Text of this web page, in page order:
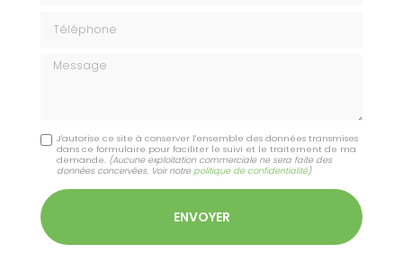
Message
J'autorise ce site à conserver l'ensemble des données transmises
dans ce formulaire pour faciliter le suivi et le traitement de ma
demande. (Aucune exploitation commerciale ne sera faite des
données concervées. Voir notre politique de confidentialité)